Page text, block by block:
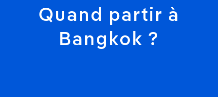
Quand partir à
Bangkok ?